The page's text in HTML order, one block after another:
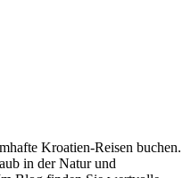
Kroatien-Reisen buchen.
in der Natur und